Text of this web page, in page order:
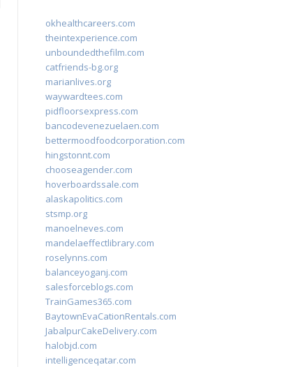
okhealthcareers.com
theintexperience.com
unboundedthefilm.com
catfriends-bg.org
marianlives.org
waywardtees.com
pidfloorsexpress.com
bancodevenezuelaen.com
bettermoodfoodcorporation.com
hingstonnt.com
chooseagender.com
hoverboardssale.com
alaskapolitics.com
stsmp.org
manoelneves.com
mandelaeffectlibrary.com
roselynns.com
balanceyoganj.com
salesforceblogs.com
TrainGames365.com
BaytownEvaCationRentals.com
JabalpurCakeDelivery.com
halobjd.com
intelligenceqatar.com